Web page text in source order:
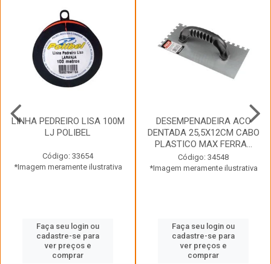
LINHA PEDREIRO LISA 100M
LJ POLIBEL
Código: 33654
*Imagem meramente ilustrativa
Faça seu login ou
cadastre-se para
ver preços e
comprar
DESEMPENADEIRA ACO
DENTADA 25,5X12CM CABO
PLASTICO MAX FERRA...
Código: 34548
*Imagem meramente ilustrativa
Faça seu login ou
cadastre-se para
ver preços e
comprar